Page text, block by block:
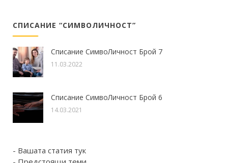
СПИСАНИЕ “СИМВОЛИЧНОСТ”
Списание СимвоЛичност Брой 7
11.03.2022
Списание СимвоЛичност Брой 6
14.03.2021
- Вашата статия тук